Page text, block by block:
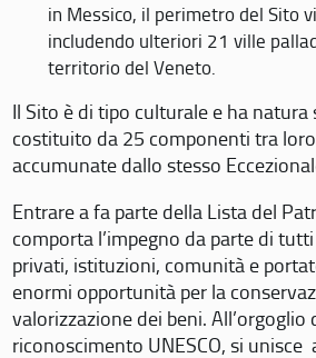
in Messico, il perimetro del Sito
includendo ulteriori 21 ville
territorio del Veneto.
Il Sito è di tipo culturale e ha natura
costituito da 25 componenti tra
accumunate dallo stesso
Entrare a fa parte della Lista del
comporta l’impegno da parte di
privati, istituzioni, comunità e
enormi opportunità per la
valorizzazione dei beni. All’orgoglio
riconoscimento UNESCO, si unisce